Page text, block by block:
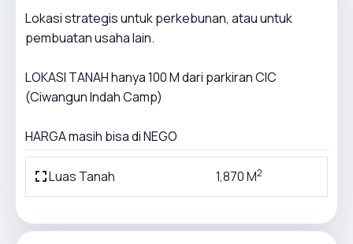
Lokasi strategis untuk perkebunan, atau untuk
pembuatan usaha lain.
LOKASI TANAH hanya 100 M dari parkiran CIC
(Ciwangun Indah Camp)
HARGA masih bisa di NEGO
Luas Tanah 1,870 M2